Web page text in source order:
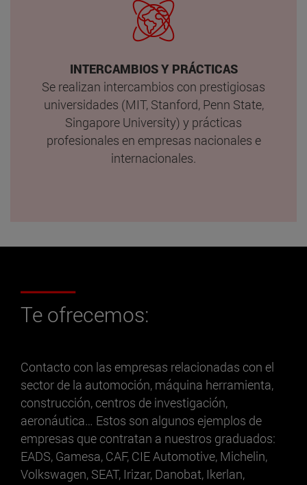
INTERCAMBIOS Y PRÁCTICAS
Se realizan intercambios con prestigiosas
universidades (MIT, Stanford, Penn State,
Singapore University) y prácticas
profesionales en empresas nacionales e
internacionales.
Te ofrecemos:
Contacto con las empresas relacionadas con el
sector de la automoción, máquina herramienta,
construcción, centros de investigación,
aeronáutica… Estos son algunos ejemplos de
empresas que contratan a nuestros graduados:
EADS, Gamesa, CAF, CIE Automotive, Michelin,
Volkswagen, SEAT, Irizar, Danobat, Ikerlan,